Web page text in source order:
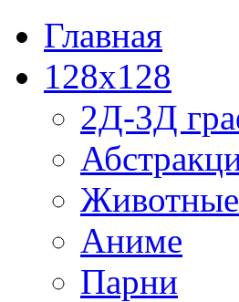
Главная
128x128
2Д-3Д
Животные
Аниме
Парни